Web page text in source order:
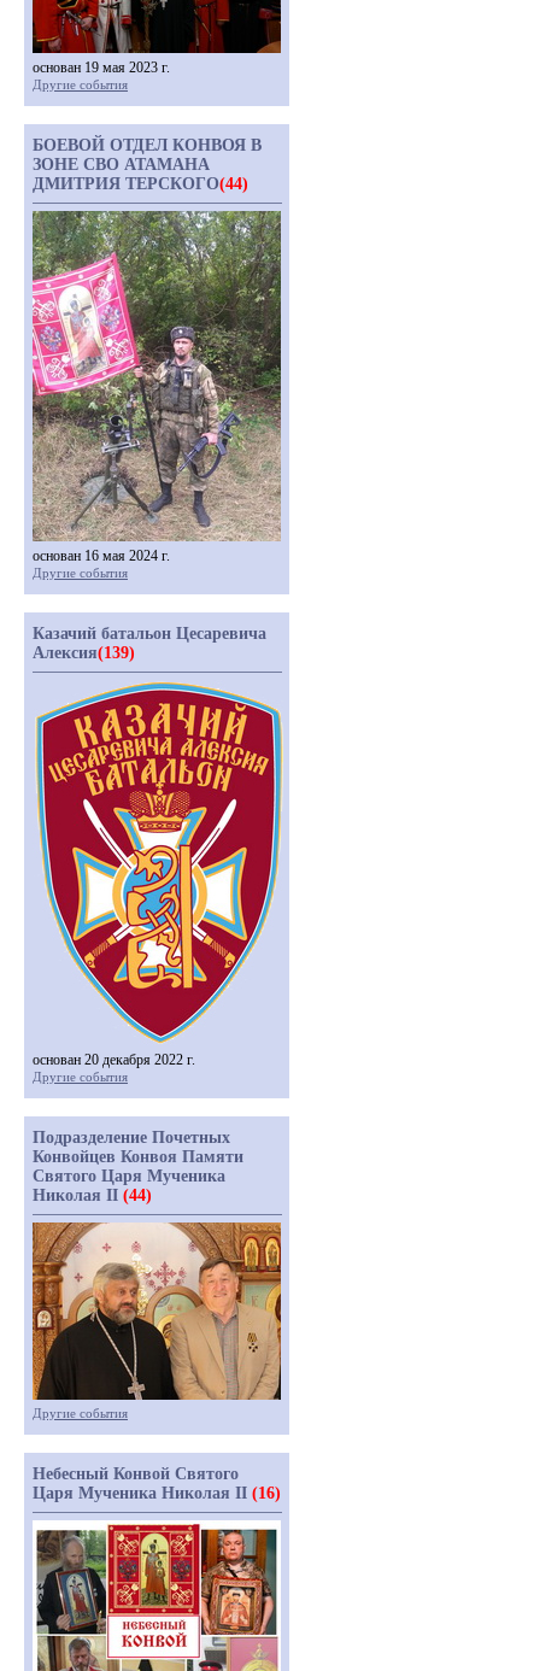
основан 19 мая 2023 г.
Другие события
БОЕВОЙ ОТДЕЛ КОНВОЯ В
ЗОНЕ СВО АТАМАНА
ДМИТРИЯ ТЕРСКОГО(44)
основан 16 мая 2024 г.
Другие события
Казачий батальон Цесаревича
Алексия(139)
основан 20 декабря 2022 г.
Другие события
Подразделение Почетных
Конвойцев Конвоя Памяти
Святого Царя Мученика
Николая II (44)
Другие события
Небесный Конвой Святого
Царя Мученика Николая II (16)